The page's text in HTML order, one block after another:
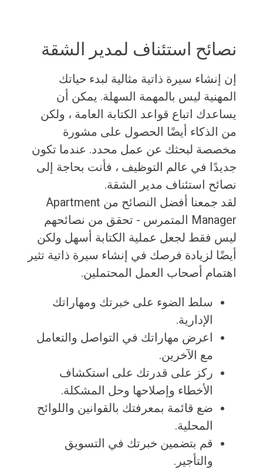
نصائح استئناف لمدير الشقة
إن إنشاء سيرة ذاتية مثالية لبدء حياتك
المهنية ليس بالمهمة السهلة. يمكن أن
يساعدك اتباع قواعد الكتابة العامة ، ولكن
من الذكاء أيضًا الحصول على مشورة
مخصصة لبحثك عن عمل محدد. عندما تكون
جديدًا في عالم التوظيف ، فأنت بحاجة إلى
نصائح استئناف مدير الشقة.
لقد جمعنا أفضل النصائح من Apartment
Manager المتمرس - تحقق من نصائحهم
ليس فقط لجعل عملية الكتابة أسهل ولكن
أيضًا لزيادة فرصك في إنشاء سيرة ذاتية تثير
اهتمام أصحاب العمل المحتملين.
سلط الضوء على خبرتك ومهاراتك
الإدارية.
اعرض مهاراتك في التواصل والتعامل
مع الآخرين.
ركز على قدرتك على استكشاف
الأخطاء وإصلاحها وحل المشكلة.
ضع قائمة بمعرفتك بالقوانين واللوائح
المحلية.
قم بتضمين خبرتك في التسويق
والتأجير.